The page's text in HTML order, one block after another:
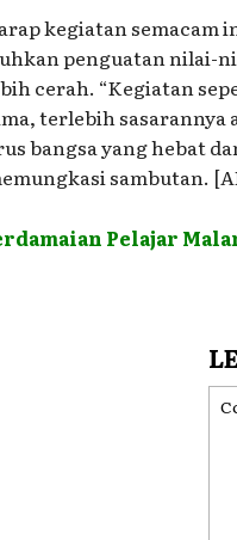
kegiatan semacam
penguatan nilai-
cerah. “Kegiatan
terlebih
bangsa yang hebat
sambutan.
Pelajar